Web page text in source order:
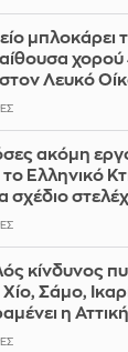
μπλοκάρει
χορού
Λευκό
ακόμη
το Ελληνικό
σχέδιο
κίνδυνος
Σάμο,
η Αττική